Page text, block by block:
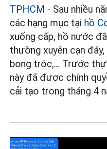
TPHCM - Sau nhiều
các hạng mục tại hồ
xuống cấp, hồ nước
thường xuyên cạn
bong tróc,... Trước
này đã được chính
cải tạo trong tháng 4